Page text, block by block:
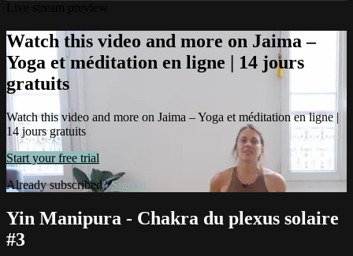
Watch this video and more on Jaima –
Yoga et méditation en ligne | 14 jours
gratuits
Watch this video and more on Jaima – Yoga et méditation en ligne |
14 jours gratuits
Start your free trial
Already subscribed?Sign in
Yin Manipura - Chakra du plexus solaire
#3